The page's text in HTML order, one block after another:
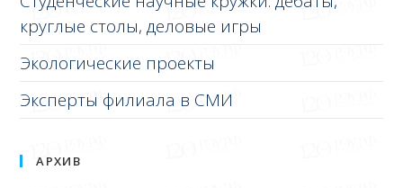
круглые столы, деловые игры
Экологические проекты
Эксперты филиала в СМИ
АРХИВ